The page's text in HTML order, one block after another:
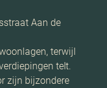
Aan de
terwijl
telt.
zijn bijzondere